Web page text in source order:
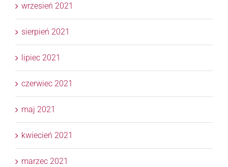
wrzesień 2021
sierpień 2021
lipiec 2021
czerwiec 2021
maj 2021
kwiecień 2021
marzec 2021